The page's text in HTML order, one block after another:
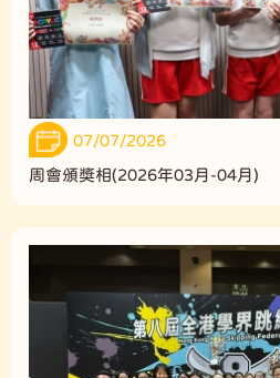
07/07/2026
周會頒獎相(2026年03月-04月)